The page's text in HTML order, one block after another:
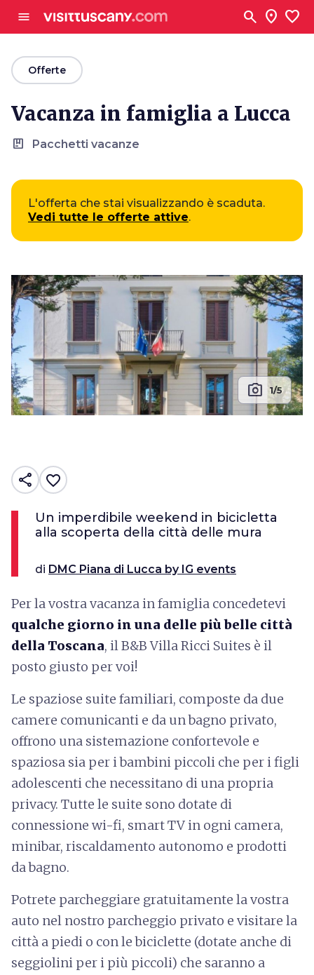
menu search location_on favorite
arrow_backOfferte
Vacanza in famiglia a Lucca
package Pacchetti vacanze
L'offerta che stai visualizzando è scaduta.
Vedi tutte le offerte attive.
photo_camera 1/5
share favorite_border
Un imperdibile weekend in bicicletta
alla scoperta della città delle mura
di DMC Piana di Lucca by IG events
Per la vostra vacanza in famiglia concedetevi
qualche giorno in una delle più belle città
della Toscana, il B&B Villa Ricci Suites è il
posto giusto per voi!
Le spaziose suite familiari, composte da due
camere comunicanti e da un bagno privato,
offrono una sistemazione confortevole e
spaziosa sia per i bambini piccoli che per i figli
adolescenti che necessitano di una propria
privacy. Tutte le suite sono dotate di
connessione wi-fi, smart TV in ogni camera,
minibar, riscaldamento autonomo e prodotti
da bagno.
Potrete parcheggiare gratuitamente la vostra
auto nel nostro parcheggio privato e visitare la
città a piedi o con le biciclette (dotate anche di
seggiolini per i più piccoli) che saranno a